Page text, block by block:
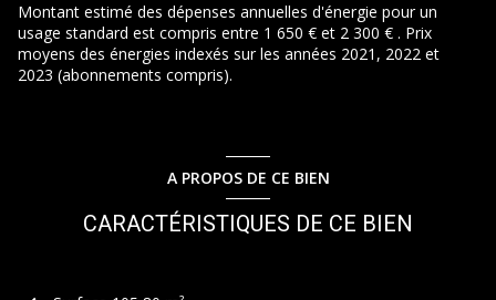
Montant estimé des dépenses annuelles d'énergie pour un
usage standard est compris entre 1 650 € et 2 300 € . Prix
moyens des énergies indexés sur les années 2021, 2022 et
2023 (abonnements compris).
A PROPOS DE CE BIEN
CARACTÉRISTIQUES DE CE BIEN